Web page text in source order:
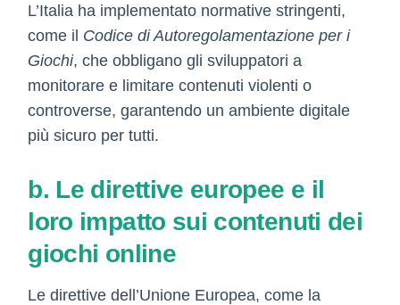
L’Italia ha implementato normative stringenti,
come il Codice di Autoregolamentazione per i
Giochi, che obbligano gli sviluppatori a
monitorare e limitare contenuti violenti o
controverse, garantendo un ambiente digitale
più sicuro per tutti.
b. Le direttive europee e il
loro impatto sui contenuti dei
giochi online
Le direttive dell’Unione Europea, come la